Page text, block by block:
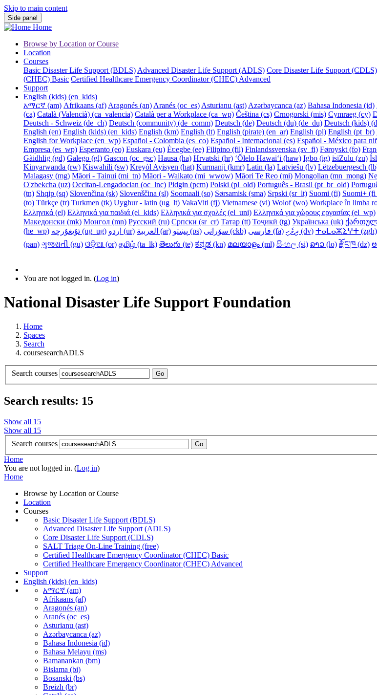
Skip to main content
Side panel
Home
Browse by Location or Course
Location
Courses
Basic Disaster Life Support (BDLS) Advanced Disaster Life Support (ADLS) Core Disaster Life Support (CDLS)
(CHEC) Basic Certified Healthcare Emergency Coordinator (CHEC) Advanced
Support
English (kids) ‎(en_kids)‎
አማርኛ ‎(am)‎ Afrikaans ‎(af)‎ Aragonés ‎(an)‎ Aranés ‎(oc_es)‎ Asturianu ‎(ast)‎ Azərbaycanca ‎(az)‎ Bahasa Indonesia ‎(id)‎
‎(ca)‎ Català (Valencià) ‎(ca_valencia)‎ Català per a Workplace ‎(ca_wp)‎ Čeština ‎(cs)‎ Crnogorski ‎(mis)‎ Cymraeg ‎(cy)‎
Deutsch - Schweiz ‎(de_ch)‎ Deutsch (community) ‎(de_comm)‎ Deutsch ‎(de)‎ Deutsch (du) ‎(de_du)‎ Deutsch (kids)
English ‎(en)‎ English (kids) ‎(en_kids)‎ English ‎(km)‎ English ‎(lt)‎ English (pirate) ‎(en_ar)‎ English ‎(pl)‎ English ‎(pt_br)‎
English for Workplace ‎(en_wp)‎ Español - Colombia ‎(es_co)‎ Español - Internacional ‎(es)‎ Español - México para
Empresa ‎(es_wp)‎ Esperanto ‎(eo)‎ Euskara ‎(eu)‎ Èʋegbe ‎(ee)‎ Filipino ‎(fil)‎ Finlandssvenska ‎(sv_fi)‎ Føroyskt ‎(fo)‎
Gàidhlig ‎(gd)‎ Galego ‎(gl)‎ Gascon ‎(oc_gsc)‎ Hausa ‎(ha)‎ Hrvatski ‎(hr)‎ ʻŌlelo Hawaiʻi ‎(haw)‎ Igbo ‎(ig)‎ isiZulu ‎(zu)‎
Kinyarwanda ‎(rw)‎ Kiswahili ‎(sw)‎ Kreyòl Ayisyen ‎(hat)‎ Kurmanji ‎(kmr)‎ Latin ‎(la)‎ Latviešu ‎(lv)‎ Lëtzebuergesch
Malagasy ‎(mg)‎ Māori - Tainui ‎(mi_tn)‎ Māori - Waikato ‎(mi_wwow)‎ Māori Te Reo ‎(mi)‎ Mongolian ‎(mn_mong)‎
O'zbekcha ‎(uz)‎ Occitan-Lengadocian ‎(oc_lnc)‎ Pidgin ‎(pcm)‎ Polski ‎(pl_old)‎ Português - Brasil ‎(pt_br_old)‎
‎(tn)‎ Shqip ‎(sq)‎ Slovenčina ‎(sk)‎ Slovenščina ‎(sl)‎ Soomaali ‎(so)‎ Sørsamisk ‎(sma)‎ Srpski ‎(sr_lt)‎ Suomi ‎(fi)‎ Suomi+
‎(to)‎ Türkçe ‎(tr)‎ Turkmen ‎(tk)‎ Uyghur - latin ‎(ug_lt)‎ VakaViti ‎(fj)‎ Vietnamese ‎(vi)‎ Wolof ‎(wo)‎ Workplace în limba
Ελληνικά ‎(el)‎ Ελληνικά για παιδιά ‎(el_kids)‎ Ελληνικά για σχολές ‎(el_uni)‎ Ελληνικά για χώρους εργασίας ‎(el_wp)‎
Македонски ‎(mk)‎ Монгол ‎(mn)‎ Русский ‎(ru)‎ Српски ‎(sr_cr)‎ Татар ‎(tt)‎ Тоҷикӣ ‎(tg)‎ Українська ‎(uk)‎
‎(he_wp)‎
ئۇيغۇرچە ‎(ug_ug)‎ اردو ‎(ur)‎ العربية ‎(ar)‎ پښتو ‎(ps)‎ سۆرانی ‎(ckb)‎ فارسی ‎(fa)‎ ދިވެހި ‎(dv)‎ ⵜⴰⵎⴰⵣⵉⵖⵜ ‎(zgh)‎
‎(pan)‎ ગુજરાતી ‎(gu)‎ ଓଡ଼ିଆ ‎(or)‎ தமிழ் ‎(ta_lk)‎ తెలుగు ‎(te)‎ ಕನ್ನಡ ‎(kn)‎ മലയാളം ‎(ml)‎ සිංහල ‎(si)‎ ລາວ ‎(lo)‎ རྫོང་ཁ ‎(dz)‎
You are not logged in. (Log in)
National Disaster Life Support Foundation
Home
Spaces
Search
coursesearchADLS
Search courses Go
Search results: 15
Show all 15
Show all 15
Search courses
Go
Home
You are not logged in. (Log in)
Home
Browse by Location or Course
Location
Courses
Basic Disaster Life Support (BDLS)
Advanced Disaster Life Support (ADLS)
Core Disaster Life Support (CDLS)
SALT Triage On-Line Training (free)
Certified Healthcare Emergency Coordinator (CHEC) Basic
Certified Healthcare Emergency Coordinator (CHEC) Advanced
Support
English (kids) ‎(en_kids)‎
አማርኛ ‎(am)‎
Afrikaans ‎(af)‎
Aragonés ‎(an)‎
Aranés ‎(oc_es)‎
Asturianu ‎(ast)‎
Azərbaycanca ‎(az)‎
Bahasa Indonesia ‎(id)‎
Bahasa Melayu ‎(ms)‎
Bamanankan ‎(bm)‎
Bislama ‎(bi)‎
Bosanski ‎(bs)‎
Breizh ‎(br)‎